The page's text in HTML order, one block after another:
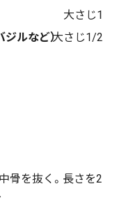
大さじ1
ジルなど）大さじ1/2
骨を抜く。長さを2